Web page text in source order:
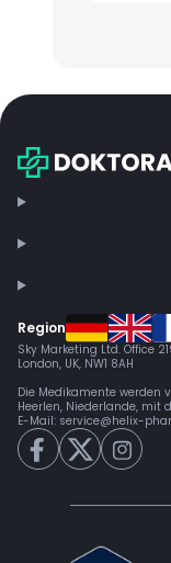
Region
Sky Marketing Ltd. Office
London, UK, NW1 8AH
Die Medikamente werden
Heerlen, Niederlande, mit
E-Mail: service@helix-